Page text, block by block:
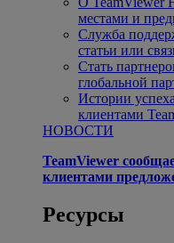
местами и
Служба
статьи или
Стать
глобальной
Истории успеха
клиентами
НОВОСТИ
TeamViewer
клиентами
Ресурсы